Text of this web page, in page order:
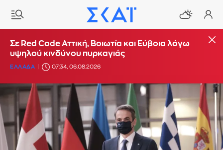
Σε Red Code Αττική, Βοιωτία και Εύβοια λόγω
υψηλού κινδύνου πυρκαγιάς
ΕΛΛΑΔΑ 07:34, 06.08.2026